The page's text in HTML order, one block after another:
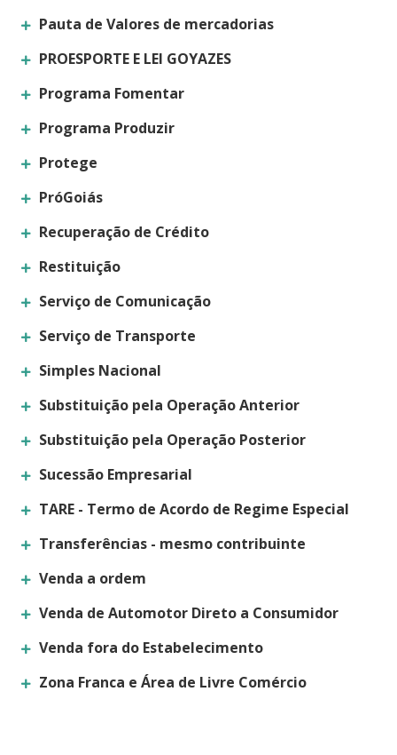
Pauta de Valores de mercadorias
PROESPORTE E LEI GOYAZES
Programa Fomentar
Programa Produzir
Protege
PróGoiás
Recuperação de Crédito
Restituição
Serviço de Comunicação
Serviço de Transporte
Simples Nacional
Substituição pela Operação Anterior
Substituição pela Operação Posterior
Sucessão Empresarial
TARE - Termo de Acordo de Regime Especial
Transferências - mesmo contribuinte
Venda a ordem
Venda de Automotor Direto a Consumidor
Venda fora do Estabelecimento
Zona Franca e Área de Livre Comércio